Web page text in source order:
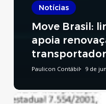
Notícias
Move Brasil:
apoia
Paulicon Contábil 9 de
Reforma